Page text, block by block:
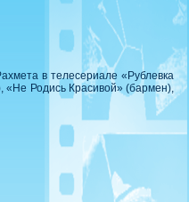
в телесериале «Рублевка
«Не Родись Красивой» (бармен),